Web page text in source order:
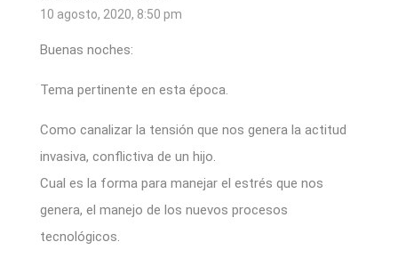
10 agosto, 2020, 8:50 pm
Buenas noches:
Tema pertinente en esta época.
Como canalizar la tensión que nos genera la actitud
invasiva, conflictiva de un hijo.
Cual es la forma para manejar el estrés que nos
genera, el manejo de los nuevos procesos
tecnológicos.